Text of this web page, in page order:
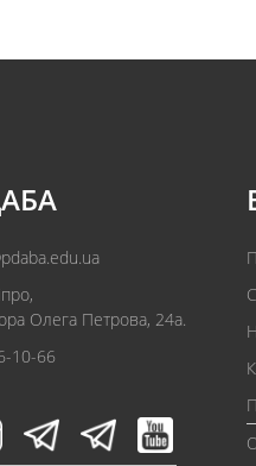
Олега Петрова, 24а.
10-66